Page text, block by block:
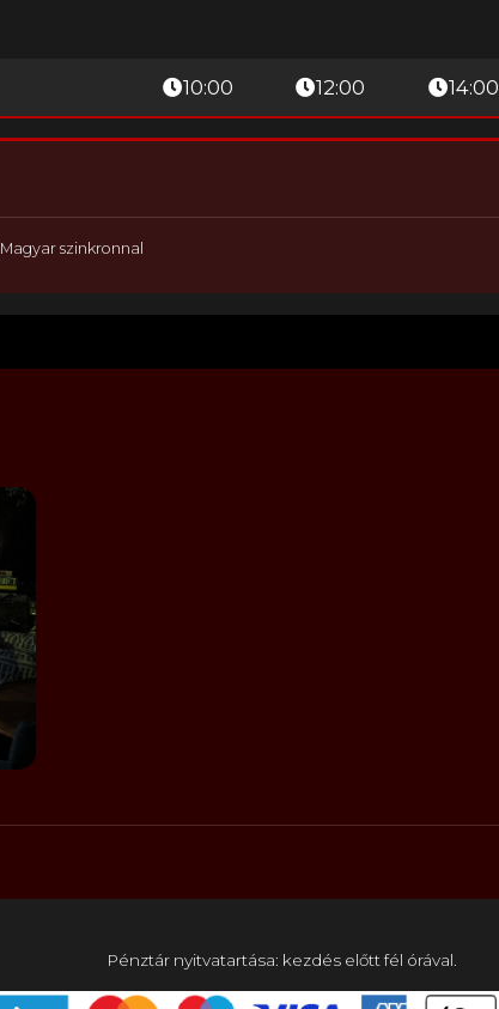
10:00 12:00 14:00
Magyar szinkronnal
Pénztár nyitvatartása: kezdés előtt fél órával.